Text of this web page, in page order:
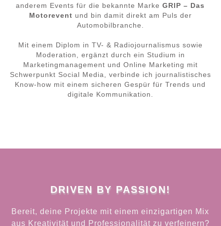
anderem Events für die bekannte MarkeGRIP – Das
Motorevent und bin damit direkt am Puls der
Automobilbranche.
Mit einem Diplom in TV- & Radiojournalismus sowie
Moderation, ergänzt durch ein Studium in
Marketingmanagement und Online Marketing mit
Schwerpunkt Social Media, verbinde ich journalistisches
Know-how mit einem sicheren Gespür für Trends und
digitale Kommunikation.
DRIVEN BY PASSION!
Bereit, deine Projekte mit einem einzigartigen Mix
aus Kreativität und Professionalität zu verfeinern?